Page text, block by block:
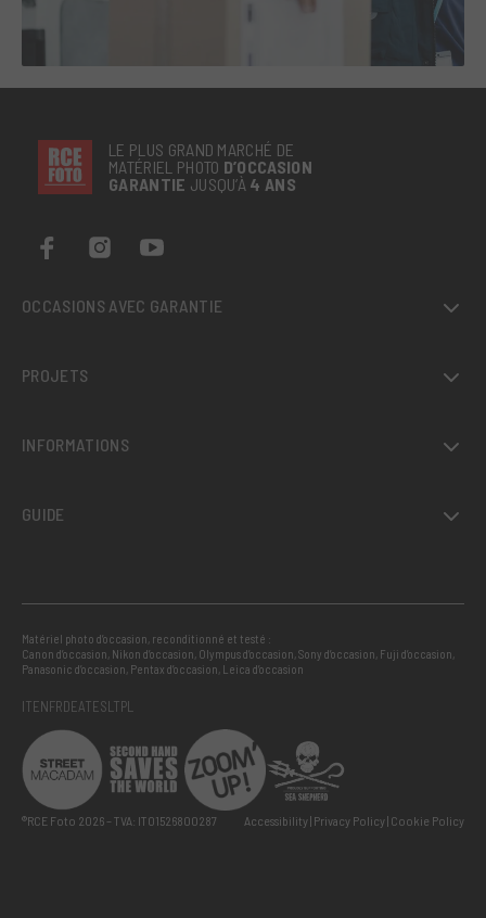
LE PLUS GRAND MARCHÉ DE
MATÉRIEL PHOTO D’OCCASION
GARANTIE JUSQU’À 4 ANS
OCCASIONS AVEC GARANTIE
PROJETS
INFORMATIONS
GUIDE
Matériel photo d’occasion, reconditionné et testé :
Canon d’occasion Nikon d’occasion Olympus d’occasion Sony d’occasion Fuji d’occasion
Panasonic d’occasion Pentax d’occasion Leica d’occasion
ITENFRDEATESLTPL
®RCE Foto 2026 – TVA: IT01526800287 Accessibility Privacy Policy Cookie Policy